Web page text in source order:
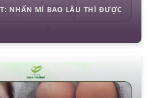
NHẤN MÍ BAO LÂU THÌ ĐƯỢC